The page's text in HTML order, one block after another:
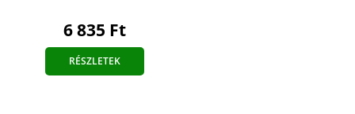
6 835 Ft
RÉSZLETEK